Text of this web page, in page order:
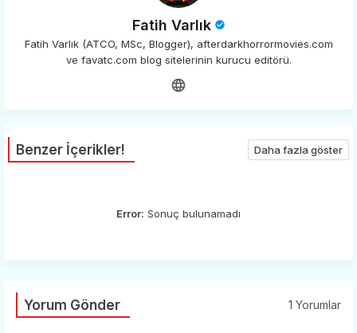
Fatih Varlık
Fatih Varlık (ATCO, MSc, Blogger), afterdarkhorrormovies.com
ve favatc.com blog sitelerinin kurucu editörü.
Benzer İçerikler! Daha fazla göster
Error: Sonuç bulunamadı
Yorum Gönder 1 Yorumlar